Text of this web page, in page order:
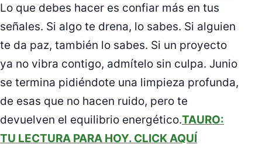
Lo que debes hacer es confiar más en tus
señales. Si algo te drena, lo sabes. Si alguien
te da paz, también lo sabes. Si un proyecto
ya no vibra contigo, admítelo sin culpa. Junio
se termina pidiéndote una limpieza profunda,
de esas que no hacen ruido, pero te
devuelven el equilibrio energético.TAURO:
TU LECTURA PARA HOY. CLICK AQUÍ